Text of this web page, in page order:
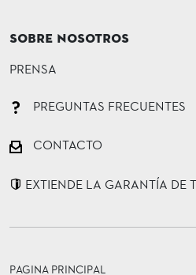
SOBRE NOSOTROS
PRENSA
PREGUNTAS FRECUENTES
CONTACTO
EXTIENDE LA GARANTÍA DE
PAGINA PRINCIPAL